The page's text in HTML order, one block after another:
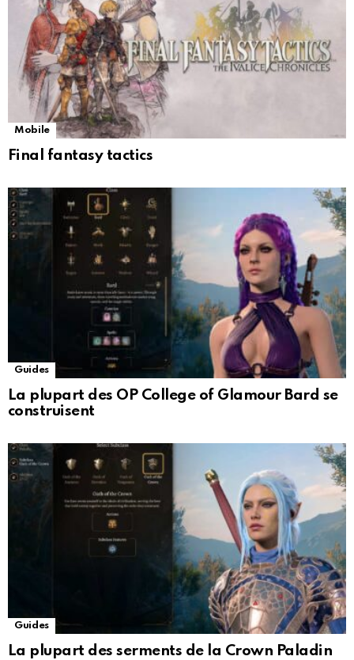
Mobile
Final fantasy tactics
Guides
La plupart des OP College of Glamour Bard se
construisent
Guides
La plupart des serments de la Crown Paladin